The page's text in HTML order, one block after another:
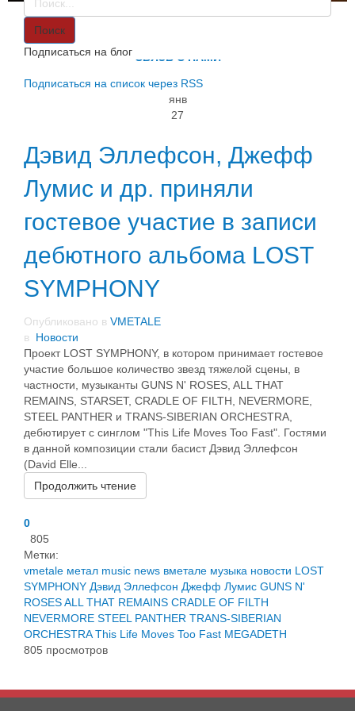
СВЯЗЬ С НАМИ
Поиск
Подписаться на блог
Подписаться на список через RSS
янв
27
Дэвид Эллефсон, Джефф
Лумис и др. приняли
гостевое участие в записи
дебютного альбома LOST
SYMPHONY
Опубликовано в VMETALE
в Новости
Проект LOST SYMPHONY, в котором принимает гостевое
участие большое количество звезд тяжелой сцены, в
частности, музыканты GUNS N' ROSES, ALL THAT
REMAINS, STARSET, CRADLE OF FILTH, NEVERMORE,
STEEL PANTHER и TRANS-SIBERIAN ORCHESTRA,
дебютирует с синглом "This Life Moves Too Fast". Гостями
в данной композиции стали басист Дэвид Эллефсон
(David Elle...
Продолжить чтение
0
805
Метки:
vmetale метал music news вметале музыка новости LOST
SYMPHONY Дэвид Эллефсон Джефф Лумис GUNS N'
ROSESALL THAT REMAINS CRADLE OF FILTH
NEVERMORE STEEL PANTHER TRANS-SIBERIAN
ORCHESTRA This Life Moves Too Fast MEGADETH
805 просмотров